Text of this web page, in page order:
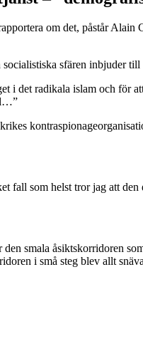
om det, påstår Alain
sfären inbjuder
i det radikala islam och för
fall som helst tror jag att
smala åsiktskorridoren
i små steg blev allt